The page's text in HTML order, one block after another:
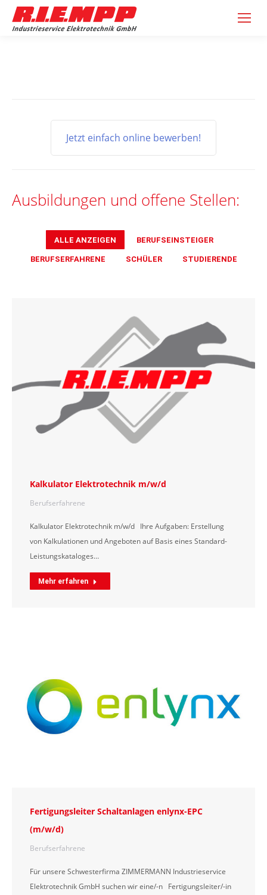
Jetzt einfach online bewerben!
Ausbildungen und offene Stellen:
ALLE ANZEIGEN BERUFSEINSTEIGER
BERUFSERFAHRENE SCHÜLER STUDIERENDE
Kalkulator Elektrotechnik m/w/d
Berufserfahrene
Kalkulator Elektrotechnik m/w/d Ihre Aufgaben: Erstellung
von Kalkulationen und Angeboten auf Basis eines Standard-
Leistungskataloges…
Mehr erfahren
Fertigungsleiter Schaltanlagen enlynx-EPC
(m/w/d)
Berufserfahrene
Für unsere Schwesterfirma ZIMMERMANN Industrieservice
Elektrotechnik GmbH suchen wir eine/-n Fertigungsleiter/-in